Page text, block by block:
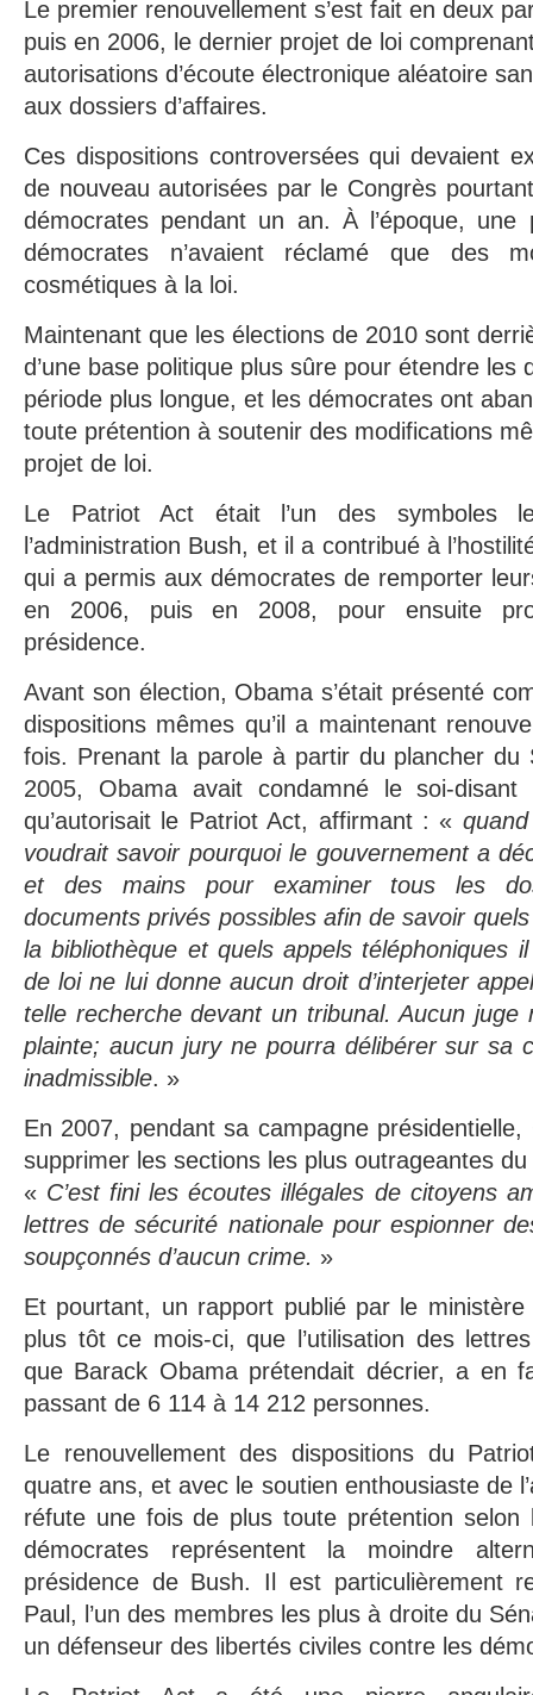
Le premier renouvellement s’est fait en deux
puis en 2006, le dernier projet de loi
autorisations d’écoute électronique aléatoire
aux dossiers d’affaires.
Ces dispositions controversées qui devaient
de nouveau autorisées par le Congrès
démocrates pendant un an. À l’époque, une
démocrates n’avaient réclamé que des
cosmétiques à la loi.
Maintenant que les élections de 2010 sont
d’une base politique plus sûre pour étendre les
période plus longue, et les démocrates ont
toute prétention à soutenir des modifications
projet de loi.
Le Patriot Act était l’un des symboles
l’administration Bush, et il a contribué à
qui a permis aux démocrates de remporter
en 2006, puis en 2008, pour ensuite
présidence.
Avant son élection, Obama s’était présenté
dispositions mêmes qu’il a maintenant
fois. Prenant la parole à partir du plancher du
2005, Obama avait condamné le soi-
qu’autorisait le Patriot Act, affirmant : «
voudrait savoir pourquoi le gouvernement a
et des mains pour examiner tous les
documents privés possibles afin de savoir
la bibliothèque et quels appels téléphoniques
de loi ne lui donne aucun droit d’interjeter
telle recherche devant un tribunal. Aucun juge
plainte; aucun jury ne pourra délibérer sur sa
inadmissible. »
En 2007, pendant sa campagne
supprimer les sections les plus outrageantes
« C’est fini les écoutes illégales de citoyens
lettres de sécurité nationale pour espionner
soupçonnés d’aucun crime. »
Et pourtant, un rapport publié par le
plus tôt ce mois-ci, que l’utilisation des
que Barack Obama prétendait décrier, a en
passant de 6 114 à 14 212 personnes.
Le renouvellement des dispositions du
quatre ans, et avec le soutien enthousiaste de
réfute une fois de plus toute prétention selon
démocrates représentent la moindre
présidence de Bush. Il est particulièrement
Paul, l’un des membres les plus à droite du
un défenseur des libertés civiles contre les